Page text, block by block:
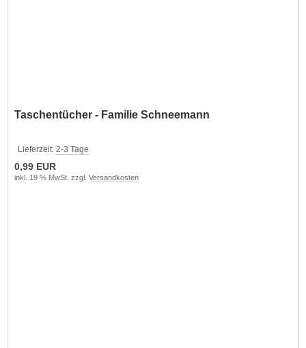
Taschentücher - Familie Schneemann
Lieferzeit: 2-3 Tage
0,99 EUR
inkl. 19 % MwSt. zzgl. Versandkosten